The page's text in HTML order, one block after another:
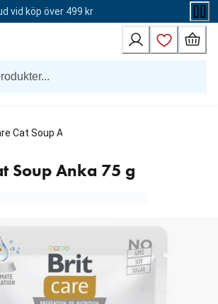
vid köp över 499 kr
Cat Soup Anka 75 g
Soup Anka 75 g